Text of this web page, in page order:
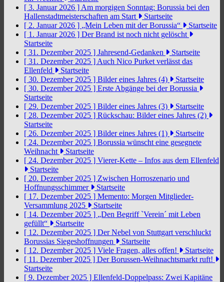
[ 3. Januar 2026 ] Am morgigen Sonntag: Borussia bei den
Hallenstadtmeisterschaften am Start
Startseite
[ 2. Januar 2026 ] „Mein Leben mit der Borussia“
Startseite
[ 1. Januar 2026 ] Der Brand ist noch nicht gelöscht
Startseite
[ 31. Dezember 2025 ] Jahresend-Gedanken
Startseite
[ 31. Dezember 2025 ] Auch Nico Purket verlässt das
Ellenfeld
Startseite
[ 30. Dezember 2025 ] Bilder eines Jahres (4)
Startseite
[ 30. Dezember 2025 ] Erste Abgänge bei der Borussia
Startseite
[ 29. Dezember 2025 ] Bilder eines Jahres (3)
Startseite
[ 28. Dezember 2025 ] Rückschau: Bilder eines Jahres (2)
Startseite
[ 26. Dezember 2025 ] Bilder eines Jahres (1)
Startseite
[ 24. Dezember 2025 ] Borussia wünscht eine gesegnete
Weihnacht
Startseite
[ 24. Dezember 2025 ] Vierer-Kette – Infos aus dem Ellenfeld
Startseite
[ 20. Dezember 2025 ] Zwischen Horroszenario und
Hoffnungsschimmer
Startseite
[ 17. Dezember 2025 ] Memento: Morgen Mitglieder-
Versammlung 2025
Startseite
[ 14. Dezember 2025 ] „Den Begriff `Verein´ mit Leben
gefüllt“
Startseite
[ 12. Dezember 2025 ] Der Nebel von Stuttgart verschluckt
Borussias Siegeshoffnungen
Startseite
[ 12. Dezember 2025 ] Viele Fragen, alles offen!
Startseite
[ 11. Dezember 2025 ] Der Borussen-Weihnachtsmarkt ruft!
Startseite
[ 9. Dezember 2025 ] Ellenfeld-Doppelpass: Zwei Kapitäne